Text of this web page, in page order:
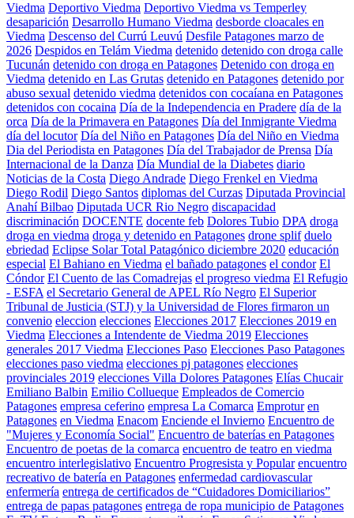
Viedma Deportivo Viedma Deportivo Viedma vs Temperley
desaparición Desarrollo Humano Viedma desborde cloacales en
Viedma Descenso del Currú Leuvú Desfile Patagones marzo de
2026 Despidos en Telám Viedma detenido detenido con droga calle
Tucunán detenido con droga en Patagones Detenido con droga en
Viedma detenido en Las Grutas detenido en Patagones detenido por
abuso sexual detenido viedma detenidos con cocaíana en Patagones
detenidos con cocaina Día de la Independencia en Pradere día de la
orca Día de la Primavera en Patagones Día del Inmigrante Viedma
día del locutor Día del Niño en Patagones Día del Niño en Viedma
Dia del Periodista en Patagones Día del Trabajador de Prensa Día
Internacional de la Danza Día Mundial de la Diabetes diario
Noticias de la Costa Diego Andrade Diego Frenkel en Viedma
Diego Rodil Diego Santos diplomas del Curzas Diputada Provincial
Anahí Bilbao Diputada UCR Rio Negro discapacidad
discriminación DOCENTE docente feb Dolores Tubio DPA droga
droga en viedma droga y detenido en Patagones drone splif duelo
ebriedad Eclipse Solar Total Patagónico diciembre 2020 educación
especial El Bahiano en Viedma el bañado patagones el condor El
Cóndor El Cuento de las Comadrejas el progreso viedma El Refugio
- ESFA el Secretario General de APEL Río Negro El Superior
Tribunal de Justicia (STJ) y la Universidad de Flores firmaron un
convenio eleccion elecciones Elecciones 2017 Elecciones 2019 en
Viedma Elecciones a Intendente de Viedma 2019 Elecciones
generales 2017 Viedma Elecciones Paso Elecciones Paso Patagones
elecciones paso viedma elecciones pj patagones elecciones
provinciales 2019 elecciones Villa Dolores Patagones Elías Chucair
Emiliano Balbin Emilio Collueque Empleados de Comercio
Patagones empresa ceferino empresa La Comarca Emprotur en
Patagones en Viedma Enacom Enciende el Invierno Encuentro de
"Mujeres y Economía Social" Encuentro de baterías en Patagones
Encuentro de poetas de la comarca encuentro de teatro en viedma
encuentro interlegislativo Encuentro Progresista y Popular encuentro
recreativo de batería en Patagones enfermedad cardiovascular
enfermería entrega de certificados de “Cuidadores Domiciliarios”
entrega de papas patagones entrega de ropa municipio de Patagones